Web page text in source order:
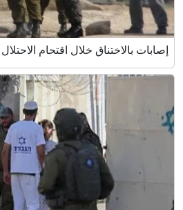
إصابات بالاختناق خلال اقتحام